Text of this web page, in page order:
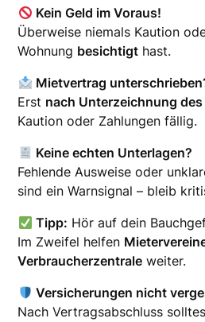
Kein Geld im Voraus!
Überweise niemals Kaution
Wohnung besichtigt hast.
Mietvertrag
Erst nach Unterzeichnung
Kaution oder Zahlungen fällig.
Keine echten Unterlagen?
Fehlende Ausweise oder
sind ein Warnsignal – bleib
Tipp: Hör auf dein
Im Zweifel helfen
Verbraucherzentrale weiter.
Versicherungen nicht
Nach Vertragsabschluss